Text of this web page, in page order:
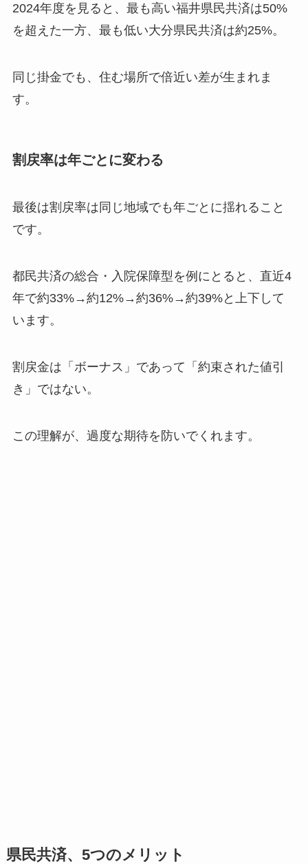
2024年度を見ると、最も高い福井県民共済は50%
を超えた一方、最も低い大分県民共済は約25%。
同じ掛金でも、住む場所で倍近い差が生まれま
す。
割戻率は年ごとに変わる
最後は割戻率は同じ地域でも年ごとに揺れること
です。
都民共済の総合・入院保障型を例にとると、直近4
年で約33%→約12%→約36%→約39%と上下して
います。
割戻金は「ボーナス」であって「約束された値引
き」ではない。
この理解が、過度な期待を防いでくれます。
県民共済、5つのメリット